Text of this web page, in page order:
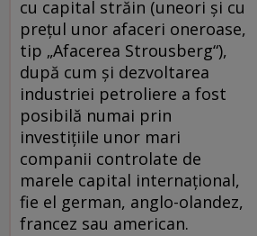
cu capital străin (uneori şi cu
preţul unor afaceri oneroase,
tip „Afacerea Strousberg“),
după cum şi dezvoltarea
industriei petroliere a fost
posibilă numai prin
investiţiile unor mari
companii controlate de
marele capital internaţional,
fie el german, anglo-olandez,
francez sau american.